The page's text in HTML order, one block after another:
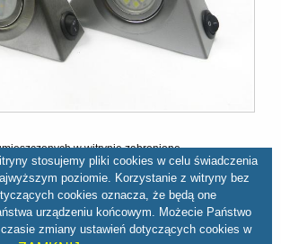
w witrynie zabronione
stosujemy pliki cookies w celu świadczenia
poziomie. Korzystanie z witryny bez
cookies oznacza, że będą one
urządzeniu końcowym. Możecie Państwo
zmiany ustawień dotyczących cookies w